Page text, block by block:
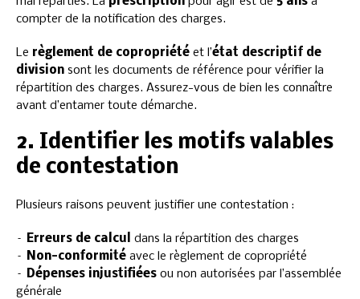
compter de la notification des charges.
Le règlement de copropriété et l’état descriptif de
division sont les documents de référence pour vérifier la
répartition des charges. Assurez-vous de bien les connaître
avant d’entamer toute démarche.
2. Identifier les motifs valables
de contestation
Plusieurs raisons peuvent justifier une contestation :
– Erreurs de calcul
dans la répartition des charges
–
Non-conformité avec le règlement de copropriété
–
Dépenses injustifiées ou non autorisées par l’assemblée
générale